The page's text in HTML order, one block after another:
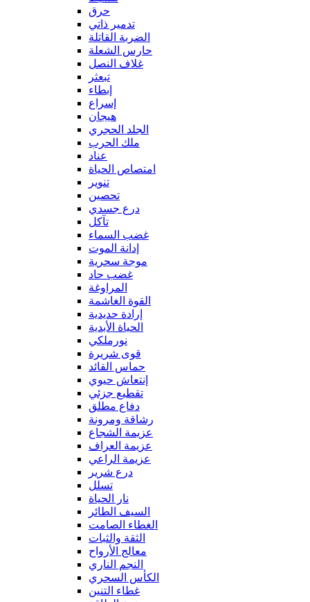
حرق
تدمير ذاتي
الضربة القاتلة
حارس الشعلة
غلاف النصل
تبعثر
إبطاء
إسراع
هيجان
الجلد الحجري
ملك الحرب
عناد
امتصاص الحياة
تنوير
تحصين
درع جسدي
تآكل
غضب السماء
إدانة الموت
موجة سحرية
غضب حاد
المراوغة
القوة الغاشمة
إرادة حديدية
الحياة الأبدية
نورملكي
قوى شريرة
حماس القائد
إنتعاش حيوي
تقطيع جزئي
دفاع مطلق
رشاقة ومرونة
عزيمة الشجاع
عزيمة العراف
عزيمة الراعي
درع شرير
تسلل
نار الحياة
السيف الطائر
الغطاء الصامت
الثقة والثبات
معالج الأرواح
النجم الناري
الكأس السحري
غطاء التنين